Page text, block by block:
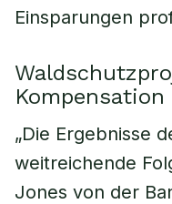
Einsparungen
Kompensation
„Die Ergebnisse
weitreichende
Jones von der